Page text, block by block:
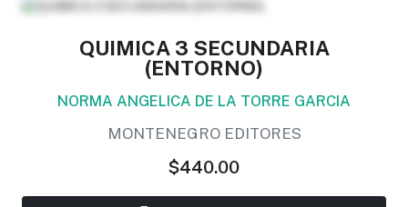
QUIMICA 3 SECUNDARIA
(ENTORNO)
NORMA ANGELICA DE LA TORRE GARCIA
MONTENEGRO EDITORES
$440.00